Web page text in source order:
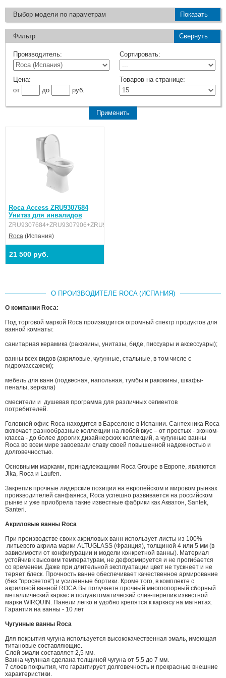
Выбор модели по параметрам Показать
Фильтр Свернуть
Производитель: Сортировать:
Цена:
от
до руб.
Товаров на странице:
Roca Access ZRU9307684
Унитаз для инвалидов
ZRU9307684+ZRU9307906+ZRU9307772
Roca (Испания)
21 500 руб.
О ПРОИЗВОДИТЕЛЕ ROCA (ИСПАНИЯ)
О компании Roca:
Под торговой маркой Roca производится огромный спектр продуктов для
ванной комнаты:
санитарная керамика (раковины, унитазы, биде, писсуары и аксессуары);
ванны всех видов (акриловые, чугунные, стальные, в том числе с
гидромассажем);
мебель для ванн (подвесная, напольная, тумбы и раковины, шкафы-
пеналы, зеркала)
смесители и душевая программа для различных сегментов
потребителей.
Головной офис Roca находится в Барселонe в Испании. Сантехника Roca
включает разнообразные коллекции на любой вкус – от простых - эконом-
класса - до более дорогих дизайнерских коллекций, а чугунные ванны
Roca во всем мире завоевали славу своей повышенной надежностью и
долговечностью.
Основными марками, принадлежащими Roca Groupe в Европе, являются
Jika, Roca и Laufen.
Закрепив прочные лидерские позиции на европейском и мировом рынках
производителей санфаянса, Roca успешно развивается на российском
рынке и уже приобрела такие известные фабрики как Акватон, Santek,
Santeri.
Акриловые ванны Roca
При производстве своих акриловых ванн использует листы из 100%
литьевого акрила марки ALTUGLASS (Франция), толщиной 4 или 5 мм (в
зависимости от конфигурации и модели конкретной ванны). Материал
устойчив к высоким температурам, не деформируется и не прогибается
со временем. Даже при длительной эксплуатации цвет не тускнеет и не
теряет блеск. Прочность ванне обеспечивает качественное армирование
(без "просветов") и усиленные бортики. Кроме того, в комплекте с
акриловой ванной ROCA Вы получаете прочный многоопорный сборный
металлический каркас и полуавтоматический слив-перелив известной
марки WIRQUIN. Панели легко и удобно крепятся к каркасу на магнитах.
Гарантия на ванны - 10 лет
Чугунные ванны Roca
Для покрытия чугуна используется высококачественная эмаль, имеющая
титановые составляющие.
Слой эмали составляет 2,5 мм.
Ванна чугунная сделана толщиной чугуна от 5,5 до 7 мм.
7 слоев покрытия, что гарантирует долговечность и прекрасные внешние
характеристики.